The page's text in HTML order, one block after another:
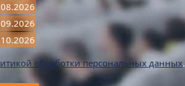
обработки персональных данных.